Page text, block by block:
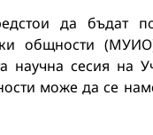
да бъдат
общности
научна сесия на
може да се